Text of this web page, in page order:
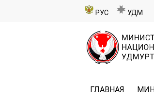
РУС УДМ
ГЛАВНАЯ